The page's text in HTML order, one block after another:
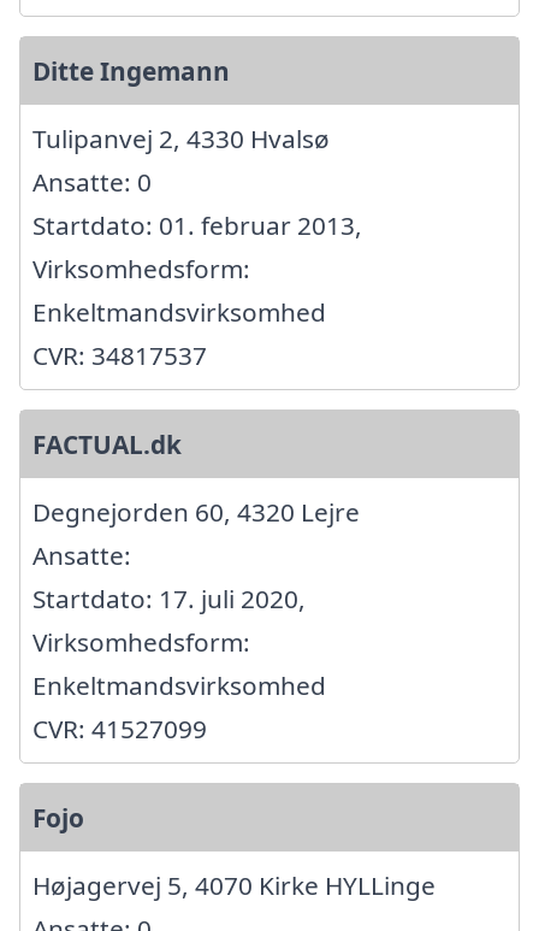
Ditte Ingemann
Tulipanvej 2, 4330 Hvalsø
Ansatte: 0
Startdato: 01. februar 2013,
Virksomhedsform:
Enkeltmandsvirksomhed
CVR: 34817537
FACTUAL.dk
Degnejorden 60, 4320 Lejre
Ansatte:
Startdato: 17. juli 2020,
Virksomhedsform:
Enkeltmandsvirksomhed
CVR: 41527099
Fojo
Højagervej 5, 4070 Kirke HYLLinge